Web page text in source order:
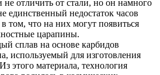
не отличить от стали, но он намного
единственный недостаток часов
том, что на них могут появиться
царапины.
сплав на основе карбидов
используемый для изготовления
этого материала, технология